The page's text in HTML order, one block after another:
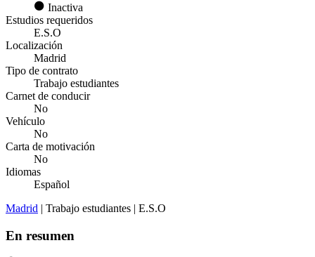
Inactiva
Estudios requeridos
E.S.O
Localización
Madrid
Tipo de contrato
Trabajo estudiantes
Carnet de conducir
No
Vehículo
No
Carta de motivación
No
Idiomas
Español
Madrid | Trabajo estudiantes | E.S.O
En resumen